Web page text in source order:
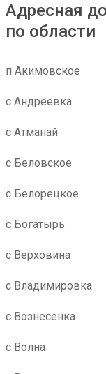
Адресная
по области
п Акимовское
с Андреевка
с Атманай
с Беловское
с Белорецкое
с Богатырь
с Верховина
с Владимировка
с Вознесенка
с Волна